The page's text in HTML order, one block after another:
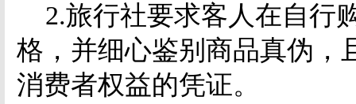
2.旅行社要求客人在自行
格，并细心鉴别商品真伪，
消费者权益的凭证。